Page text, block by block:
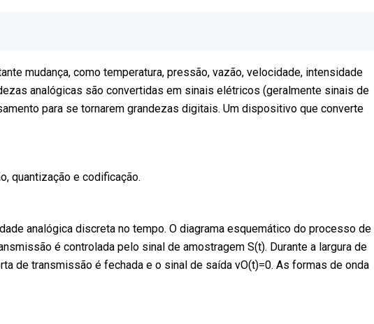
mudança, como temperatura, pressão, vazão, velocidade, intensidade
analógicas são convertidas em sinais elétricos (geralmente sinais de
para se tornarem grandezas digitais. Um dispositivo que converte
quantização e codificação.
analógica discreta no tempo. O diagrama esquemático do processo de
é controlada pelo sinal de amostragem S(t). Durante a largura de
de transmissão é fechada e o sinal de saída vO(t)=0. As formas de onda